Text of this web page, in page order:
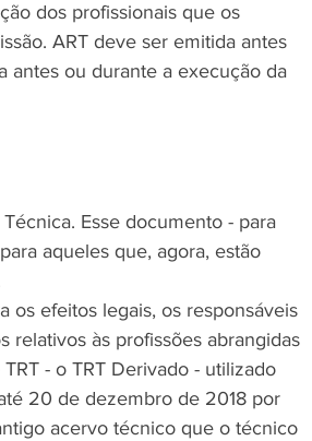
dos profissionais que os
ART deve ser emitida antes
antes ou durante a execução da
Esse documento - para
aqueles que, agora, estão
os efeitos legais, os responsáveis
relativos às profissões abrangidas
- o TRT Derivado - utilizado
20 de dezembro de 2018 por
acervo técnico que o técnico